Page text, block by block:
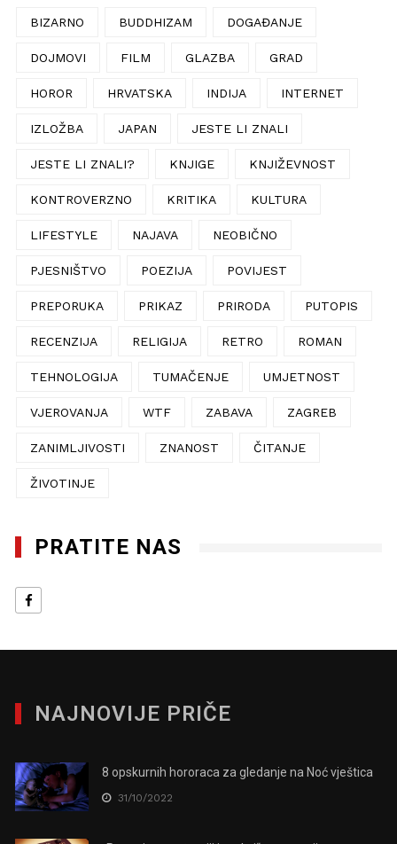
BIZARNO BUDDHIZAM DOGAĐANJE
DOJMOVI FILM GLAZBA GRAD
HOROR HRVATSKA INDIJA INTERNET
IZLOŽBA JAPAN JESTE LI ZNALI
JESTE LI ZNALI? KNJIGE KNJIŽEVNOST
KONTROVERZNO KRITIKA KULTURA
LIFESTYLE NAJAVA NEOBIČNO
PJESNIŠTVO POEZIJA POVIJEST
PREPORUKA PRIKAZ PRIRODA PUTOPIS
RECENZIJA RELIGIJA RETRO ROMAN
TEHNOLOGIJA TUMAČENJE UMJETNOST
VJEROVANJA WTF ZABAVA ZAGREB
ZANIMLJIVOSTI ZNANOST ČITANJE
ŽIVOTINJE
PRATITE NAS
NAJNOVIJE PRIČE
8 opskurnih hororaca za gledanje na Noć vještica
31/10/2022